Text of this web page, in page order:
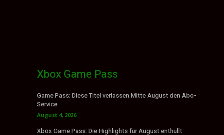
Xbox Game Pass
Game Pass: Diese Titel verlassen Mitte August den Abo-
Service
August 4, 2026
Xbox Game Pass: Die Highlights für August enthüllt